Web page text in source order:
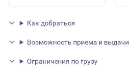
Как добраться
Возможность приема и выдачи
Ограничения по грузу